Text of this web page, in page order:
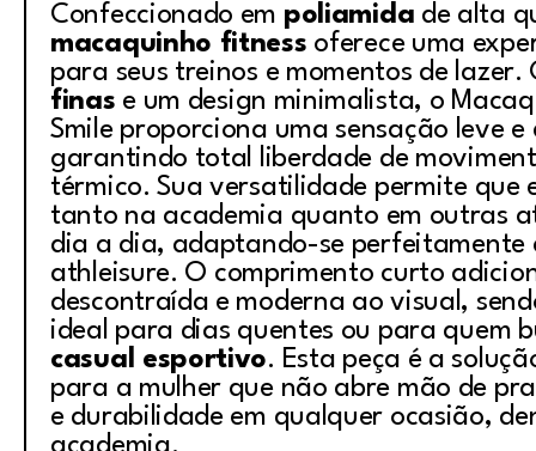
Confeccionado em poliamida de alta
macaquinho fitness oferece uma
para seus treinos e momentos de lazer.
finas e um design minimalista, o
Smile proporciona uma sensação leve e
garantindo total liberdade de
térmico. Sua versatilidade permite que
tanto na academia quanto em outras
dia a dia, adaptando-se perfeitamente
athleisure. O comprimento curto
descontraída e moderna ao visual,
ideal para dias quentes ou para quem
casual esportivo. Esta peça é a
para a mulher que não abre mão de
e durabilidade em qualquer ocasião,